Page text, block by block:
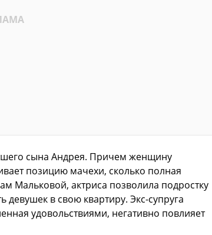
сына Андрея. Причем женщину
позицию мачехи, сколько полная
Мальковой, актриса позволила подростку
девушек в свою квартиру. Экс-супруга
удовольствиями, негативно повлияет